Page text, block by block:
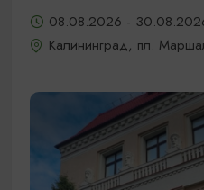
08.08.2026 -
Калининград, пл.